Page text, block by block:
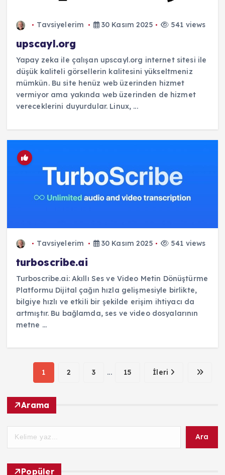
Tavsiyelerim 30 Kasım 2025 541 views
upscayl.org
Yapay zeka ile çalışan upscayl.org internet sitesi ile
düşük kaliteli görsellerin kalitesini yükseltmeniz
mümkün. Bu site henüz web üzerinden hizmet
vermiyor ama yakında web üzerinden de hizmet
vereceklerini duyurdular. Linux, ...
Tavsiyelerim 30 Kasım 2025 541 views
turboscribe.ai
Turboscribe.ai: Akıllı Ses ve Video Metin Dönüştürme
Platformu Dijital çağın hızla gelişmesiyle birlikte,
bilgiye hızlı ve etkili bir şekilde erişim ihtiyacı da
artmıştır. Bu bağlamda, ses ve video dosyalarının
metne ...
1 2 3 ... 15 İleri
Arama
Ara
Popüler